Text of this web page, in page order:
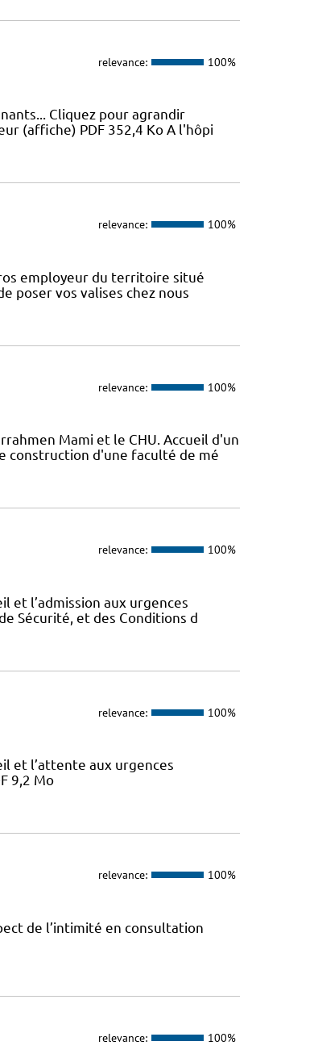
relevance: 100%
Cliquez pour agrandir
(affiche) PDF 352,4 Ko A l'hôpi
relevance: 100%
employeur du territoire situé
poser vos valises chez nous
relevance: 100%
Mami et le CHU. Accueil d'un
construction d'une faculté de mé
relevance: 100%
et l’admission aux urgences
Sécurité, et des Conditions d
relevance: 100%
et l’attente aux urgences
9,2 Mo
relevance: 100%
de l’intimité en consultation
relevance: 100%